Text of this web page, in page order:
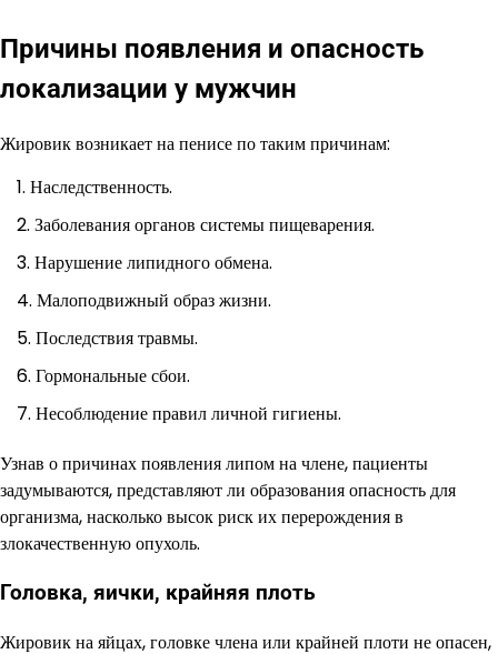
Причины появления и опасность
локализации у мужчин
Жировик возникает на пенисе по таким причинам:
Наследственность.
Заболевания органов системы пищеварения.
Нарушение липидного обмена.
Малоподвижный образ жизни.
Последствия травмы.
Гормональные сбои.
Несоблюдение правил личной гигиены.
Узнав о причинах появления липом на члене, пациенты
задумываются, представляют ли образования опасность для
организма, насколько высок риск их перерождения в
злокачественную опухоль.
Головка, яички, крайняя плоть
Жировик на яйцах, головке члена или крайней плоти не опасен,